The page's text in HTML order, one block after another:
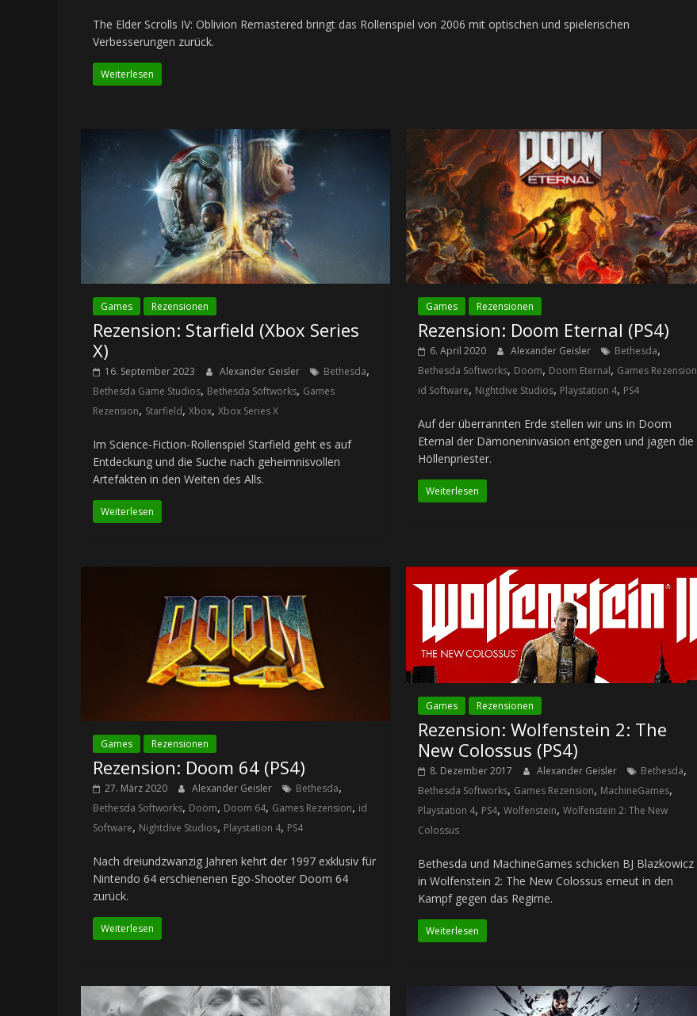
The Elder Scrolls IV: Oblivion Remastered bringt das Rollenspiel von 2006 mit optischen und spielerischen
Verbesserungen zurück.
Weiterlesen
Games Rezensionen
Rezension: Starfield (Xbox Series
X)
16. September 2023 Alexander Geisler Bethesda,
Bethesda Game Studios, Bethesda Softworks, Games
Rezension, Starfield, Xbox, Xbox Series X
Im Science-Fiction-Rollenspiel Starfield geht es auf
Entdeckung und die Suche nach geheimnisvollen
Artefakten in den Weiten des Alls.
Weiterlesen
Games Rezensionen
Rezension: Doom Eternal (PS4)
6. April 2020 Alexander Geisler Bethesda,
Bethesda Softworks, Doom, Doom Eternal, Games Rezension
id Software, Nightdive Studios, Playstation 4, PS4
Auf der überrannten Erde stellen wir uns in Doom
Eternal der Dämoneninvasion entgegen und jagen die
Höllenpriester.
Weiterlesen
Games Rezensionen
Rezension: Doom 64 (PS4)
27. März 2020 Alexander Geisler Bethesda,
Bethesda Softworks, Doom, Doom 64, Games Rezension, id
Software, Nightdive Studios, Playstation 4, PS4
Nach dreiundzwanzig Jahren kehrt der 1997 exklusiv für
Nintendo 64 erschienenen Ego-Shooter Doom 64
zurück.
Weiterlesen
Games Rezensionen
Rezension: Wolfenstein 2: The
New Colossus (PS4)
8. Dezember 2017 Alexander Geisler Bethesda,
Bethesda Softworks, Games Rezension, MachineGames,
Playstation 4, PS4,Wolfenstein,Wolfenstein 2: The New
Colossus
Bethesda und MachineGames schicken BJ Blazkowicz
in Wolfenstein 2: The New Colossus erneut in den
Kampf gegen das Regime.
Weiterlesen